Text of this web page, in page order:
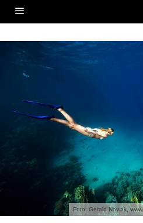
Foto: Gerald Nowak,